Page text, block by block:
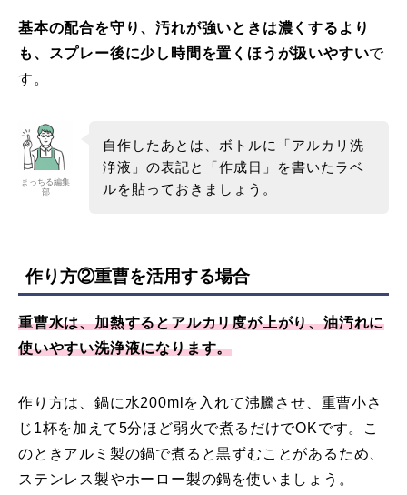
基本の配合を守り、汚れが強いときは濃くするより
も、スプレー後に少し時間を置くほうが扱いやすいで
す。
まっちる編集
部
自作したあとは、ボトルに「アルカリ洗
浄液」の表記と「作成日」を書いたラベ
ルを貼っておきましょう。
作り方②重曹を活用する場合
重曹水は、加熱するとアルカリ度が上がり、油汚れに
使いやすい洗浄液になります。
作り方は、鍋に水200mlを入れて沸騰させ、重曹小さ
じ1杯を加えて5分ほど弱火で煮るだけでOKです。こ
のときアルミ製の鍋で煮ると黒ずむことがあるため、
ステンレス製やホーロー製の鍋を使いましょう。